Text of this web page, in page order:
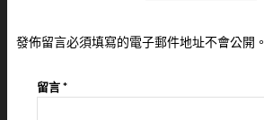
發佈留言必須填寫的電子郵件地址不會公開。
留言*